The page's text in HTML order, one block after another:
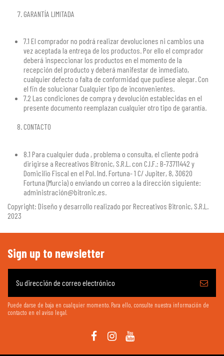
GARANTÍA LIMITADA
7.1 El comprador no podrá realizar devoluciones ni cambios una
vez aceptada la entrega de los productos. Por ello el comprador
deberá inspeccionar los productos en el momento de la
recepción del producto y deberá manifestar de inmediato,
cualquier defecto o falta de conformidad que pudiese alegar. Con
el fin de solucionar Cualquier tipo de inconvenientes.
7.2 Las condiciones de compra y devolución establecidas en el
presente documento reemplazan cualquier otro tipo de garantía.
CONTACTO
8.1 Para cualquier duda , problema o consulta, el cliente podrá
dirigirse a Recreativos Bitronic, S.R.L. con C.I.F.: B-73711442 y
Domicilio Fiscal en el Pol. Ind. Fortuna- 1 C/ Jupiter, 8, 30620
Fortuna (Murcia) o enviando un correo a la dirección siguiente:
administración@bitronic.es.
Copyright: Diseño y desarrollo realizado por Recreativos Bitronic, S.R.L.
2023
Sign up to newsletter
Puede darse de baja en cualquier momento. Para ello, consulte nuestra información de
contacto en el aviso legal.